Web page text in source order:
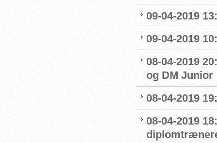
09-04-2019
09-04-2019
08-04-2019
og DM Junior
08-04-2019
08-04-2019